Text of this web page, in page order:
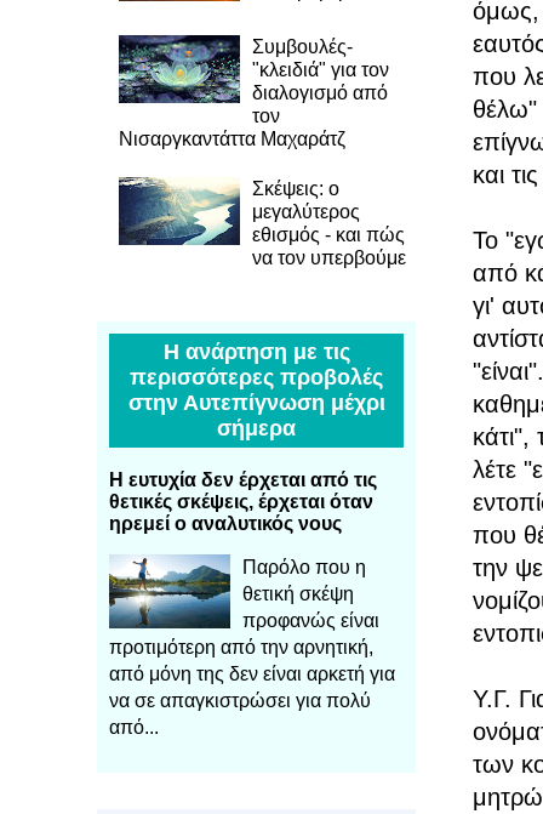
όμως,
που
θέλω"
και
Το
από
γι'
λέτε
που
την
Υ.Γ.
των
Συμβουλές-
"κλειδιά" για τον
διαλογισμό από
τον
Νισαργκαντάττα Μαχαράτζ
Σκέψεις: ο
μεγαλύτερος
εθισμός - και πώς
να τον υπερβούμε
Η ανάρτηση με τις
περισσότερες προβολές
στην Αυτεπίγνωση μέχρι
σήμερα
Η ευτυχία δεν έρχεται από τις
θετικές σκέψεις, έρχεται όταν
ηρεμεί ο αναλυτικός νους
Παρόλο που η
θετική σκέψη
προφανώς είναι
προτιμότερη από την αρνητική,
από μόνη της δεν είναι αρκετή για
να σε απαγκιστρώσει για πολύ
από...